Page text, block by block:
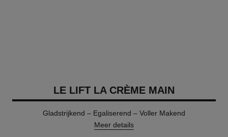
LE LIFT LA CRÈME MAIN
Gladstrijkend – Egaliserend – Voller Makend
Meer details